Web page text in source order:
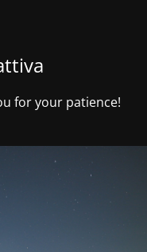
for your patience!